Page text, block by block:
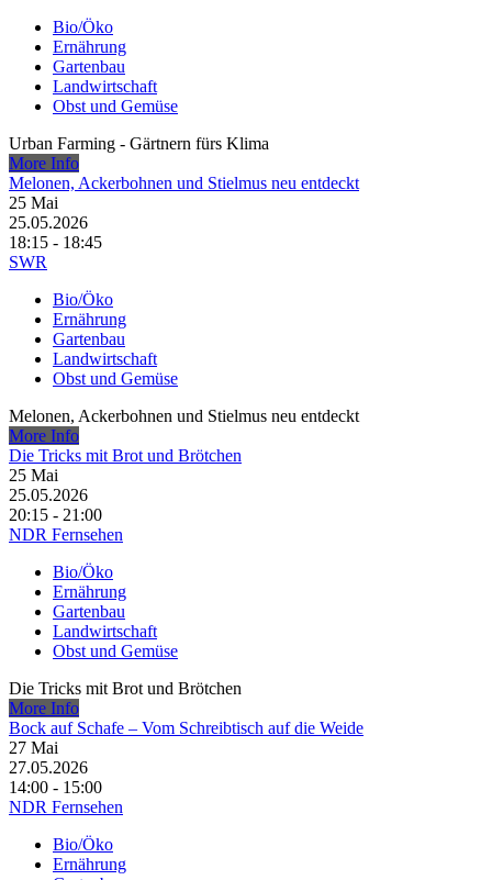
Bio/Öko
Ernährung
Gartenbau
Landwirtschaft
Obst und Gemüse
Urban Farming - Gärtnern fürs Klima
More Info
Melonen, Ackerbohnen und Stielmus neu entdeckt
25 Mai
25.05.2026
18:15 - 18:45
SWR
Bio/Öko
Ernährung
Gartenbau
Landwirtschaft
Obst und Gemüse
Melonen, Ackerbohnen und Stielmus neu entdeckt
More Info
Die Tricks mit Brot und Brötchen
25 Mai
25.05.2026
20:15 - 21:00
NDR Fernsehen
Bio/Öko
Ernährung
Gartenbau
Landwirtschaft
Obst und Gemüse
Die Tricks mit Brot und Brötchen
More Info
Bock auf Schafe – Vom Schreibtisch auf die Weide
27 Mai
27.05.2026
14:00 - 15:00
NDR Fernsehen
Bio/Öko
Ernährung